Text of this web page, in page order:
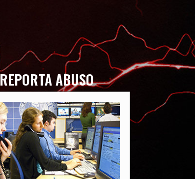
REPORTA ABUSO